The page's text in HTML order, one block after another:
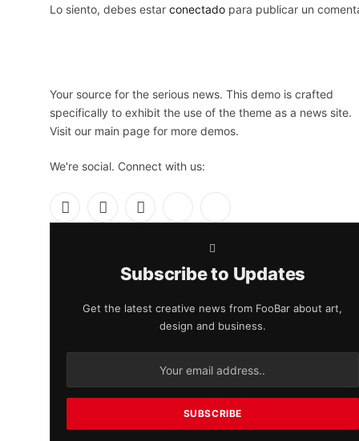
Lo siento, debes estar conectado para publicar un
Your source for the serious news. This demo is crafted
specifically to exhibit the use of the theme as a news site.
Visit our main page for more demos.
We're social. Connect with us:
Facebook
X
Instagram
Subscribe to Updates
Get the latest creative news from FooBar about art,
design and business.